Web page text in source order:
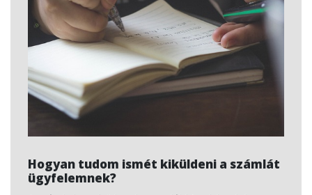
Hogyan tudom ismét kiküldeni a számlát
ügyfelemnek?